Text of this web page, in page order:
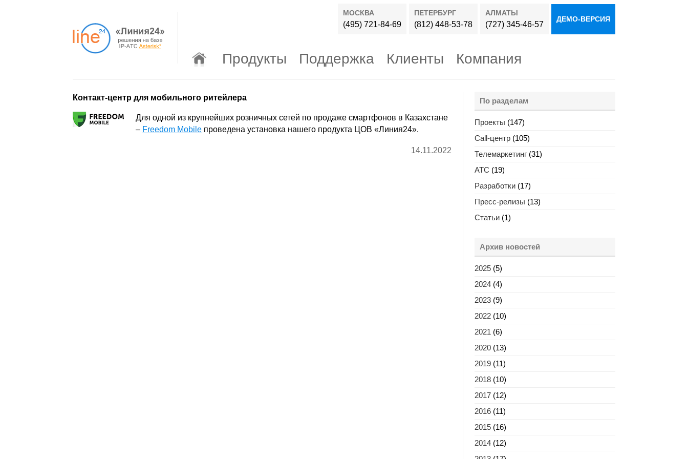
МОСКВА
(495) 721-84-69
ПЕТЕРБУРГ
(812) 448-53-78
АЛМАТЫ
(727) 345-46-57
ДЕМО-ВЕРСИЯ
Продукты Поддержка Клиенты Компания
Контакт-центр для мобильного ритейлера
Для одной из крупнейших розничных сетей по продаже смартфонов в Казахстане
– Freedom Mobile проведена установка нашего продукта ЦОВ «Линия24».
14.11.2022
По разделам
Проекты (147)
Call-центр (105)
Телемаркетинг (31)
АТС (19)
Разработки (17)
Пресс-релизы (13)
Статьи (1)
Архив новостей
2025 (5)
2024 (4)
2023 (9)
2022 (10)
2021 (6)
2020 (13)
2019 (11)
2018 (10)
2017 (12)
2016 (11)
2015 (16)
2014 (12)